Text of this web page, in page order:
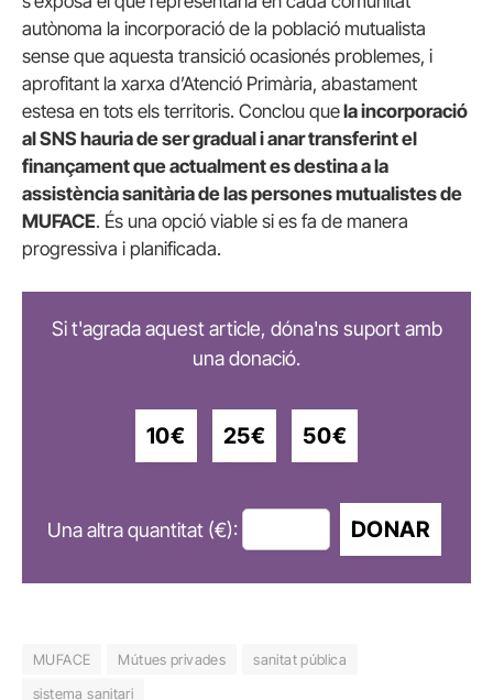
autònoma la incorporació de la població mutualista
sense que aquesta transició ocasionés problemes, i
aprofitant la xarxa d’Atenció Primària, abastament
estesa en tots els territoris. Conclou quela incorporació
al SNS hauria de ser gradual i anar transferint el
finançament que actualment es destina a la
assistència sanitària de las persones mutualistes de
MUFACE. És una opció viable si es fa de manera
progressiva i planificada.
Si t'agrada aquest article, dóna'ns suport amb
una donació.
10€ 25€ 50€
Una altra quantitat (€): DONAR
MUFACE Mútues privades
sanitat pública
sistema sanitari